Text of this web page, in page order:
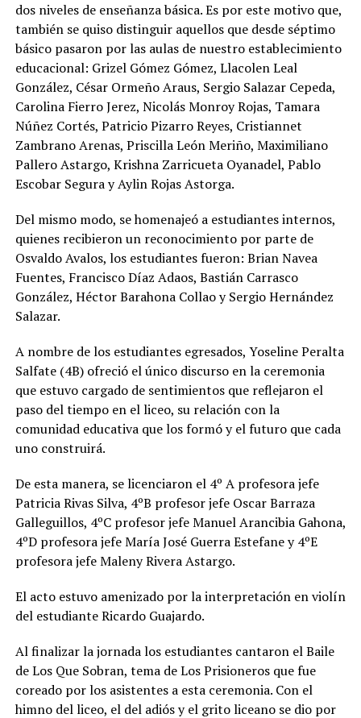
dos niveles de enseñanza básica. Es por este motivo que,
también se quiso distinguir aquellos que desde séptimo
básico pasaron por las aulas de nuestro establecimiento
educacional: Grizel Gómez Gómez, Llacolen Leal
González, César Ormeño Araus, Sergio Salazar Cepeda,
Carolina Fierro Jerez, Nicolás Monroy Rojas, Tamara
Núñez Cortés, Patricio Pizarro Reyes, Cristiannet
Zambrano Arenas, Priscilla León Meriño, Maximiliano
Pallero Astargo, Krishna Zarricueta Oyanadel, Pablo
Escobar Segura y Aylin Rojas Astorga.
Del mismo modo, se homenajeó a estudiantes internos,
quienes recibieron un reconocimiento por parte de
Osvaldo Avalos, los estudiantes fueron: Brian Navea
Fuentes, Francisco Díaz Adaos, Bastián Carrasco
González, Héctor Barahona Collao y Sergio Hernández
Salazar.
A nombre de los estudiantes egresados, Yoseline Peralta
Salfate (4B) ofreció el único discurso en la ceremonia
que estuvo cargado de sentimientos que reflejaron el
paso del tiempo en el liceo, su relación con la
comunidad educativa que los formó y el futuro que cada
uno construirá.
De esta manera, se licenciaron el 4º A profesora jefe
Patricia Rivas Silva, 4ºB profesor jefe Oscar Barraza
Galleguillos, 4ºC profesor jefe Manuel Arancibia Gahona,
4ºD profesora jefe María José Guerra Estefane y 4ºE
profesora jefe Maleny Rivera Astargo.
El acto estuvo amenizado por la interpretación en violín
del estudiante Ricardo Guajardo.
Al finalizar la jornada los estudiantes cantaron el Baile
de Los Que Sobran, tema de Los Prisioneros que fue
coreado por los asistentes a esta ceremonia. Con el
himno del liceo, el del adiós y el grito liceano se dio por